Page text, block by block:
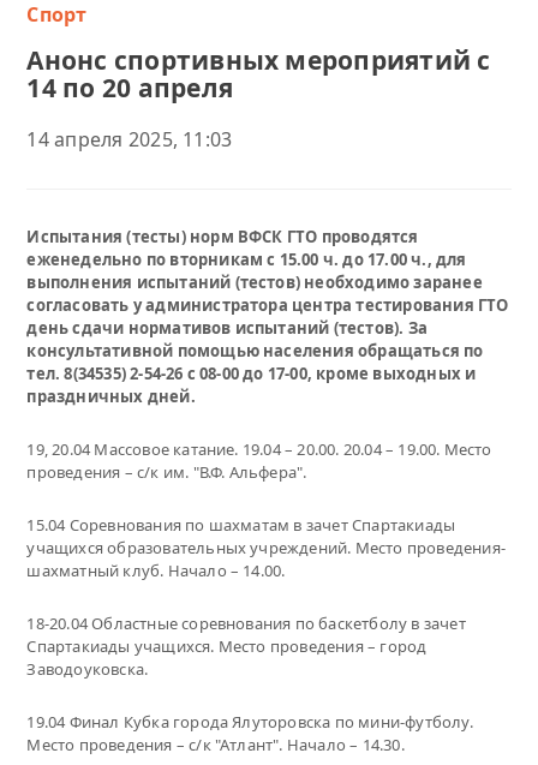
Спорт
Анонс спортивных мероприятий с
14 по 20 апреля
14 апреля 2025, 11:03
Испытания (тесты) норм ВФСК ГТО проводятся
еженедельно по вторникам с 15.00 ч. до 17.00 ч., для
выполнения испытаний (тестов) необходимо заранее
согласовать у администратора центра тестирования ГТО
день сдачи нормативов испытаний (тестов). За
консультативной помощью населения обращаться по
тел. 8(34535) 2-54-26 с 08-00 до 17-00, кроме выходных и
праздничных дней.
19, 20.04 Массовое катание. 19.04 – 20.00. 20.04 – 19.00. Место
проведения – с/к им. "В.Ф. Альфера".
15.04 Соревнования по шахматам в зачет Спартакиады
учащихся образовательных учреждений. Место проведения-
шахматный клуб. Начало – 14.00.
18-20.04 Областные соревнования по баскетболу в зачет
Спартакиады учащихся. Место проведения – город
Заводоуковска.
19.04 Финал Кубка города Ялуторовска по мини-футболу.
Место проведения – с/к "Атлант". Начало – 14.30.